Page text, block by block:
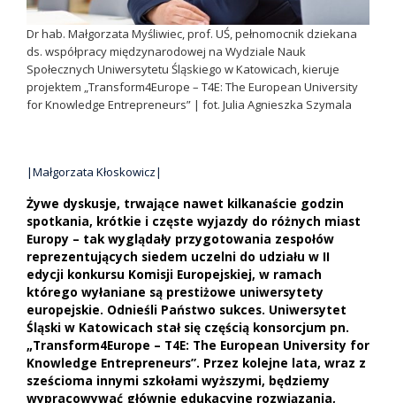
Dr hab. Małgorzata Myśliwiec, prof. UŚ, pełnomocnik dziekana
ds. współpracy międzynarodowej na Wydziale Nauk
Społecznych Uniwersytetu Śląskiego w Katowicach, kieruje
projektem „Transform4Europe – T4E: The European University
for Knowledge Entrepreneurs” | fot. Julia Agnieszka Szymala
|Małgorzata Kłoskowicz|
Żywe dyskusje, trwające nawet kilkanaście godzin
spotkania, krótkie i częste wyjazdy do różnych miast
Europy – tak wyglądały przygotowania zespołów
reprezentujących siedem uczelni do udziału w II
edycji konkursu Komisji Europejskiej, w ramach
którego wyłaniane są prestiżowe uniwersytety
europejskie. Odnieśli Państwo sukces. Uniwersytet
Śląski w Katowicach stał się częścią konsorcjum pn.
„Transform4Europe – T4E: The European University for
Knowledge Entrepreneurs”. Przez kolejne lata, wraz z
sześcioma innymi szkołami wyższymi, będziemy
wypracowywać głównie edukacyjne rozwiązania,